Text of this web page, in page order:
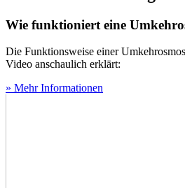
Wie funktioniert eine
Die Funktionsweise einer
Video anschaulich erklärt:
» Mehr Informationen